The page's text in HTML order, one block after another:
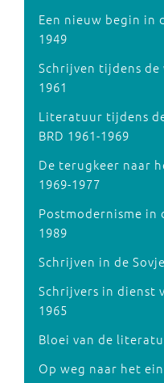
Een nieuw begin in
1949
Schrijven tijdens de
1961
Literatuur tijdens
BRD 1961-1969
De terugkeer naar
1969-1977
Postmodernisme in
1989
Schrijven in de
Schrijvers in dienst
1965
Bloei van de
Op weg naar het